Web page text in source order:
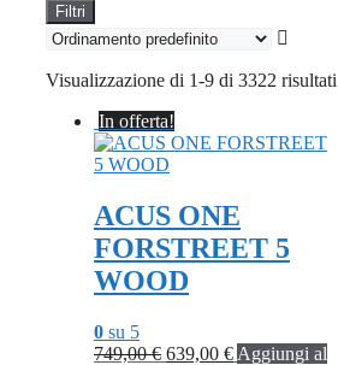
Filtri
Visualizzazione di 1-9 di 3322 risultati
In offerta!
ACUS ONE
FORSTREET 5
WOOD
0 su 5
749,00€ Il
639,00 €IlAggiungi al